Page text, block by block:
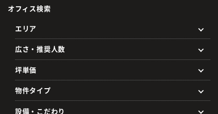
オフィス検索
エリア
広さ・推奨人数
坪単価
物件タイプ
設備・こだわり